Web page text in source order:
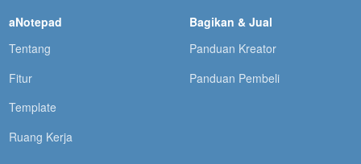
aNotepad
Tentang
Fitur
Template
Ruang Kerja
Bagikan & Jual
Panduan Kreator
Panduan Pembeli